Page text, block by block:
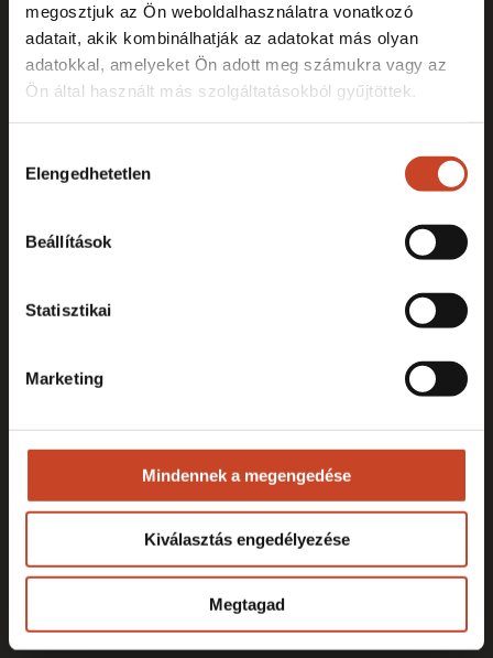
megosztjuk az Ön weboldalhasználatra vonatkozó
adatait, akik kombinálhatják az adatokat más olyan
adatokkal, amelyeket Ön adott meg számukra vagy az
Ön által használt más szolgáltatásokból gyűjtöttek.
kiválasztása
Elengedhetetlen
Beállítások
Statisztikai
Marketing
Mindennek a megengedése
Kiválasztás engedélyezése
Megtagad